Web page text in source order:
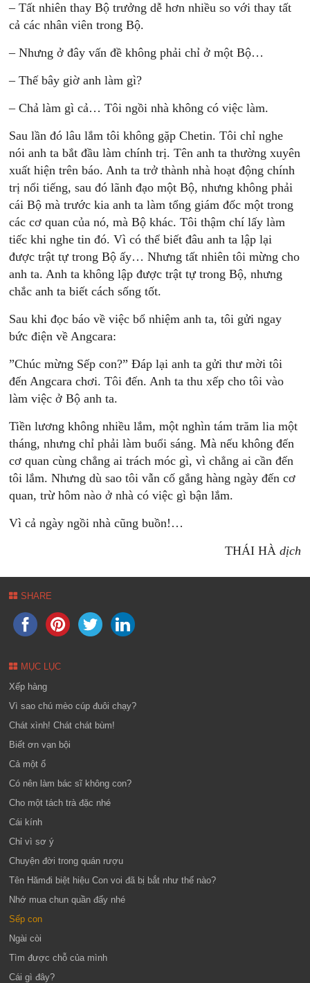
– Tất nhiên thay Bộ trưởng dễ hơn nhiều so với thay tất
cả các nhân viên trong Bộ.
– Nhưng ở đây vấn đề không phải chỉ ở một Bộ…
– Thế bây giờ anh làm gì?
– Chả làm gì cả… Tôi ngồi nhà không có việc làm.
Sau lần đó lâu lắm tôi không gặp Chetin. Tôi chỉ nghe
nói anh ta bắt đầu làm chính trị. Tên anh ta thường xuyên
xuất hiện trên báo. Anh ta trở thành nhà hoạt động chính
trị nổi tiếng, sau đó lãnh đạo một Bộ, nhưng không phải
cái Bộ mà trước kia anh ta làm tổng giám đốc một trong
các cơ quan của nó, mà Bộ khác. Tôi thậm chí lấy làm
tiếc khi nghe tin đó. Vì có thể biết đâu anh ta lập lại
được trật tự trong Bộ ấy… Nhưng tất nhiên tôi mừng cho
anh ta. Anh ta không lập được trật tự trong Bộ, nhưng
chắc anh ta biết cách sống tốt.
Sau khi đọc báo về việc bổ nhiệm anh ta, tôi gửi ngay
bức điện về Angcara:
”Chúc mừng Sếp con?” Đáp lại anh ta gửi thư mời tôi
đến Angcara chơi. Tôi đến. Anh ta thu xếp cho tôi vào
làm việc ở Bộ anh ta.
Tiền lương không nhiều lắm, một nghìn tám trăm lia một
tháng, nhưng chỉ phải làm buổi sáng. Mà nếu không đến
cơ quan cùng chẳng ai trách móc gì, vì chẳng ai cần đến
tôi lắm. Nhưng dù sao tôi vẫn cố gắng hàng ngày đến cơ
quan, trừ hôm nào ở nhà có việc gì bận lắm.
Vì cả ngày ngồi nhà cũng buồn!…
THÁI HÀ dịch
SHARE
MỤC LỤC
Xếp hàng
Vì sao chú mèo cúp đuôi chạy?
Chát xình! Chát chát bùm!
Biết ơn vạn bội
Cả một ổ
Có nên làm bác sĩ không con?
Cho một tách trà đặc nhé
Cái kính
Chỉ vì sơ ý
Chuyện đời trong quán rượu
Tên Hămđi biệt hiệu Con voi đã bị bắt như thế nào?
Nhớ mua chun quần đấy nhé
Sếp con
Ngài còi
Tìm được chỗ của mình
Cái gì đây?